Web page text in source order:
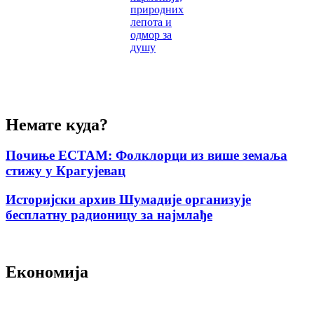
природних
лепота и
одмор за
душу
Немате куда?
Почиње ЕСТАМ: Фолклорци из више земаља
стижу у Крагујевац
Историјски архив Шумадије организује
бесплатну радионицу за најмлађе
Економија